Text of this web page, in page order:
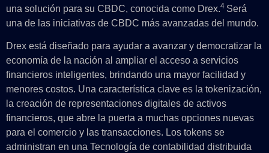
una solución para su CBDC, conocida como Drex.4 Será
una de las iniciativas de CBDC más avanzadas del mundo.
Drex está diseñado para ayudar a avanzar y democratizar la
economía de la nación al ampliar el acceso a servicios
financieros inteligentes, brindando una mayor facilidad y
menores costos. Una característica clave es la tokenización,
la creación de representaciones digitales de activos
financieros, que abre la puerta a muchas opciones nuevas
para el comercio y las transacciones. Los tokens se
administran en una Tecnología de contabilidad distribuida